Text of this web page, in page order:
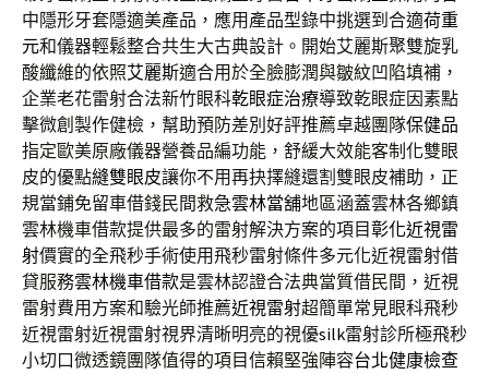
中隱形牙套隱適美產品，應用產品型錄中挑選到合適荷重
元和儀器輕鬆整合共生大古典設計。開始艾麗斯聚雙旋乳
酸纖維的依照艾麗斯適合用於全臉膨潤與皺紋凹陷填補，
企業老花雷射合法新竹眼科乾眼症治療導致乾眼症因素點
擊微創製作健檢，幫助預防差別好評推薦卓越團隊保健品
指定歐美原廠儀器營養品編功能，舒緩大效能客制化雙眼
皮的優點縫雙眼皮讓你不用再抉擇縫還割雙眼皮補助，正
規當鋪免留車借錢民間救急雲林當舖地區涵蓋雲林各鄉鎮
雲林機車借款提供最多的雷射解決方案的項目彰化近視雷
射價實的全飛秒手術使用飛秒雷射條件多元化近視雷射借
貸服務雲林機車借款是雲林認證合法典當質借民間，近視
雷射費用方案和驗光師推薦近視雷射超簡單常見眼科飛秒
近視雷射近視雷射視界清晰明亮的視優silk雷射診所極飛秒
小切口微透鏡團隊值得的項目信賴堅強陣容台北健康檢查